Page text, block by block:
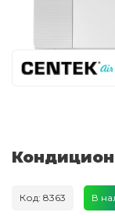
Код: 8363 В